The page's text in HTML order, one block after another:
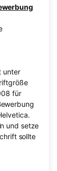
unter
für
und setze
sollte